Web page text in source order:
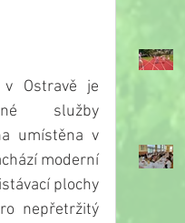
služby
umístěna v
moderní
plochy
nepřetržitý